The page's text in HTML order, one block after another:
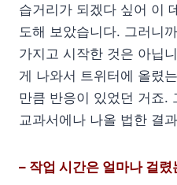
습거리가 되겠다 싶어 이
도해 보았습니다. 그러니
가지고 시작한 것은 아닙
게 나와서 트위터에 올렸
만큼 반응이 있었던 거죠.
교과서에나 나올 법한 결
– 작업 시간은 얼마나 걸렸